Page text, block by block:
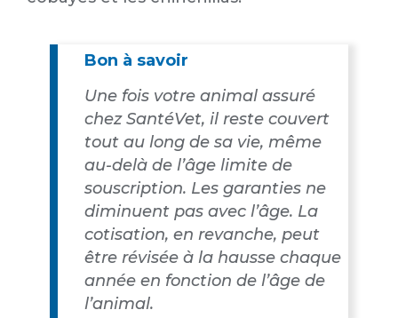
Bon à savoir
Une fois votre animal assuré
chez SantéVet, il reste couvert
tout au long de sa vie, même
au-delà de l’âge limite de
souscription. Les garanties ne
diminuent pas avec l’âge. La
cotisation, en revanche, peut
être révisée à la hausse chaque
année en fonction de l’âge de
l’animal.